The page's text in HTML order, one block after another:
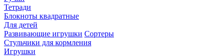
Тетради
Блокноты квадратные
Для детей
Развивающие игрушки Сортеры
Стульчики для кормления
Игрушки